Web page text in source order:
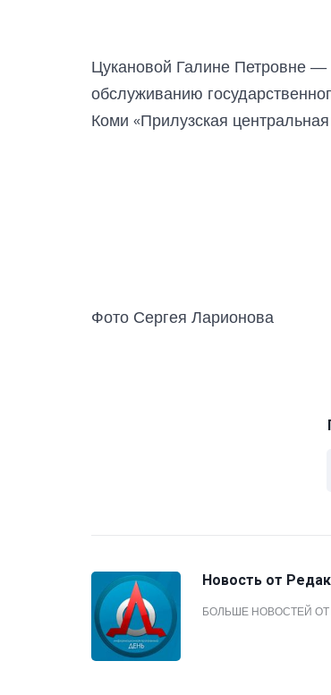
Цукановой Галине Петровне —
обслуживанию
Коми «Прилузская
Фото Сергея Ларионова
Новость от
БОЛЬШЕ НОВОСТЕЙ ОТ